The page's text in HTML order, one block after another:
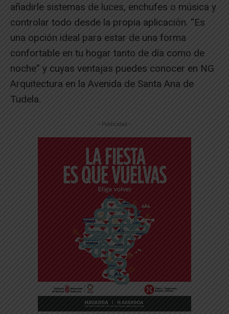
añadirle sistemas de luces, enchufes o música y
controlar todo desde la propia aplicación. “Es
una opción ideal para estar de una forma
confortable en tu hogar tanto de día como de
noche” y cuyas ventajas puedes conocer en NG
Arquitectura en la Avenida de Santa Ana de
Tudela.
-- Publicidad --